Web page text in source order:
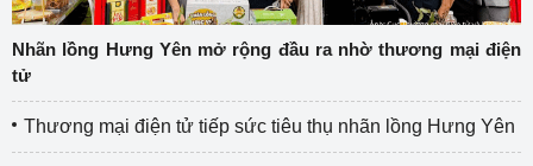
Nhãn lồng Hưng Yên mở rộng đầu ra nhờ thương mại điện
tử
Thương mại điện tử tiếp sức tiêu thụ nhãn lồng Hưng Yên